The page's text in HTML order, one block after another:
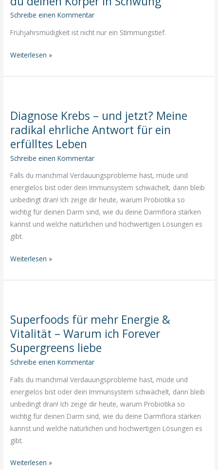
startest
mit
Schreibe einen Kommentar
Frühjahrsmüdigkeit ist nicht nur ein Stimmungstief.
Frühjahrsmüdigkeit
–
du
deinen
Körper
Schwung
Weiterlesen »
Diagnose Krebs – und jetzt? Meine
radikal ehrliche Antwort für ein
erfülltes Leben
Schreibe einen Kommentar
Falls du manchmal Verdauungsprobleme hast, müde und
energielos bist oder dein Immunsystem schwächelt, dann bleib
unbedingt dran! Ich zeige dir heute, warum Probiotika so
wichtig für deinen Darm sind, wie du deine Darmflora stärken
kannst und welche natürlichen und hochwertigen Lösungen es
gibt.
Diagnose
–
Meine
radikal
ehrliche
Antwort
für
ein
erfülltes
Leben
Weiterlesen »
Superfoods für mehr Energie &
Vitalität – Warum ich Forever
Supergreens liebe
Schreibe einen Kommentar
Falls du manchmal Verdauungsprobleme hast, müde und
energielos bist oder dein Immunsystem schwächelt, dann bleib
unbedingt dran! Ich zeige dir heute, warum Probiotika so
wichtig für deinen Darm sind, wie du deine Darmflora stärken
kannst und welche natürlichen und hochwertigen Lösungen es
gibt.
Superfoods
Weiterlesen »